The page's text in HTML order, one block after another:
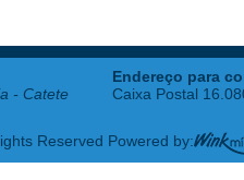
- Catete
Endereço para
Caixa Postal
Reserved Powered by: